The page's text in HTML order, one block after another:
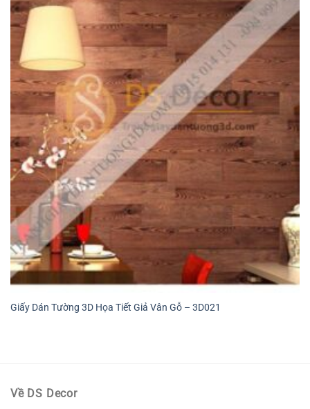
Giấy Dán Tường 3D Họa Tiết Giả Vân Gỗ – 3D021
Về DS Decor